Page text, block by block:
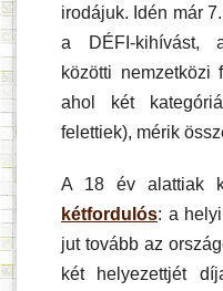
irodájuk. Idén már
a DÉFI-kihívást,
közötti nemzetközi
ahol két
felettiek), mérik
A 18 év alattiak
kétfordulós: a
jut tovább az
két helyezettjét